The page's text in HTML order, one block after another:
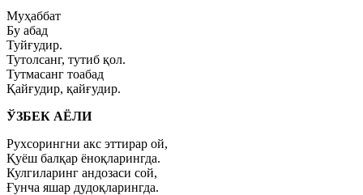
Муҳаббат
Бу абад
Туйғудир.
Тутолсанг, тутиб қол.
Тутмасанг тоабад
Қайғудир, қайғудир.
ЎЗБЕК АЁЛИ
Рухсорингни акс эттирар ой,
Қуёш балқар ёноқларингда.
Кулгиларинг андозаси сой,
Ғунча яшар дудоқларингда.